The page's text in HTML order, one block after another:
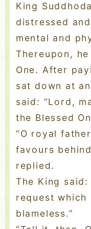
King
distressed
mental and
Thereupon,
One. After
sat down at
said: “Lord,
the Blessed
“O royal
favours
replied.
The King
request which
blameless.”